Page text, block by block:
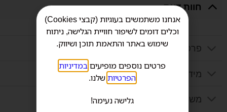
חוות דעת
פרטים נוספים
מידע נוסף
משלוח
אנחנו משתמשים בעוגיות (קבצי Cookies)
וכלים דומים לשיפור חוויית הגלישה, ניתוח
שימוש באתר והתאמת תוכן ושיווק.
פרטים נוספים מופיעיםבמדיניות
הפרטיותשלנו.
גלישה נעימה!